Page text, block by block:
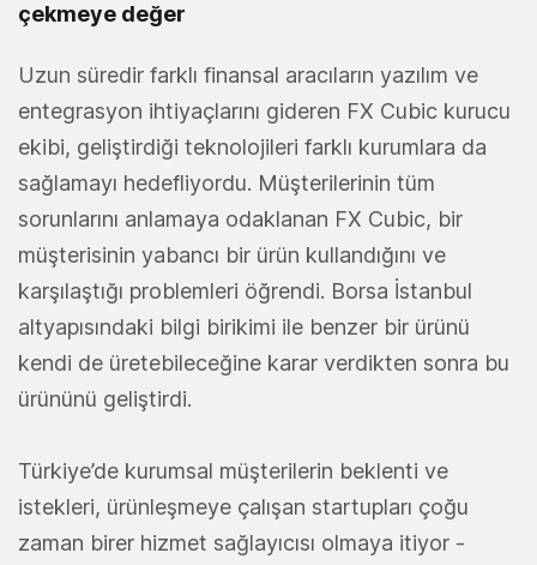
çekmeye değer
Uzun süredir farklı finansal aracıların yazılım ve
entegrasyon ihtiyaçlarını gideren FX Cubic kurucu
ekibi, geliştirdiği teknolojileri farklı kurumlara da
sağlamayı hedefliyordu. Müşterilerinin tüm
sorunlarını anlamaya odaklanan FX Cubic, bir
müşterisinin yabancı bir ürün kullandığını ve
karşılaştığı problemleri öğrendi. Borsa İstanbul
altyapısındaki bilgi birikimi ile benzer bir ürünü
kendi de üretebileceğine karar verdikten sonra bu
ürününü geliştirdi.
Türkiye’de kurumsal müşterilerin beklenti ve
istekleri, ürünleşmeye çalışan startupları çoğu
zaman birer hizmet sağlayıcısı olmaya itiyor -